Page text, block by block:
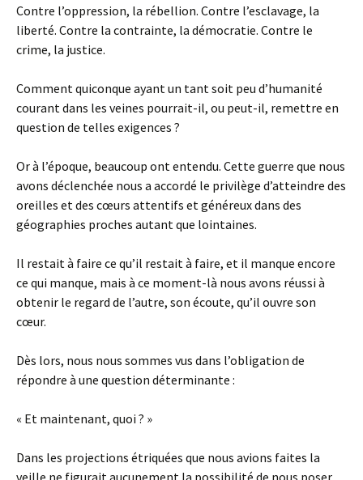
Contre l’oppression, la rébellion. Contre l’esclavage, la
liberté. Contre la contrainte, la démocratie. Contre le
crime, la justice.
Comment quiconque ayant un tant soit peu d’humanité
courant dans les veines pourrait-il, ou peut-il, remettre en
question de telles exigences ?
Or à l’époque, beaucoup ont entendu. Cette guerre que nous
avons déclenchée nous a accordé le privilège d’atteindre des
oreilles et des cœurs attentifs et généreux dans des
géographies proches autant que lointaines.
Il restait à faire ce qu’il restait à faire, et il manque encore
ce qui manque, mais à ce moment-là nous avons réussi à
obtenir le regard de l’autre, son écoute, qu’il ouvre son
cœur.
Dès lors, nous nous sommes vus dans l’obligation de
répondre à une question déterminante :
« Et maintenant, quoi ? »
Dans les projections étriquées que nous avions faites la
veille ne figurait aucunement la possibilité de nous poser